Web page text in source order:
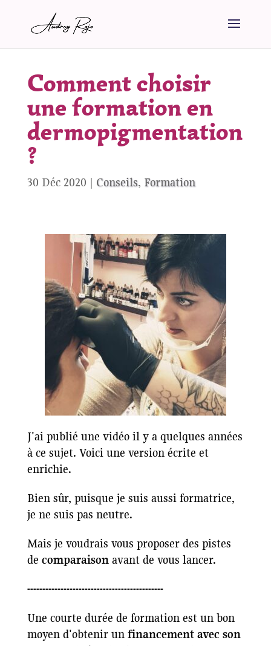
Comment choisir
une formation en
dermopigmentation
?
30 Déc 2020 | Conseils, Formation
J'ai publié une vidéo il y a quelques années
à ce sujet. Voici une version écrite et
enrichie.
Bien sûr, puisque je suis aussi formatrice,
je ne suis pas neutre.
Mais je voudrais vous proposer des pistes
de comparaisonavant de vous lancer.
---------------------------------------------
Une courte durée de formation est un bon
moyen d'obtenir unfinancement avec son